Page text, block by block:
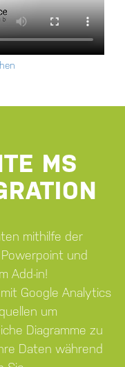
MS
mithilfe der
und
Add-in!
Google Analytics
um
Diagramme zu
Daten während